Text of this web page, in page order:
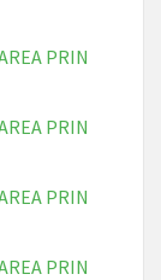
PRIN
PRIN
PRIN
PRIN